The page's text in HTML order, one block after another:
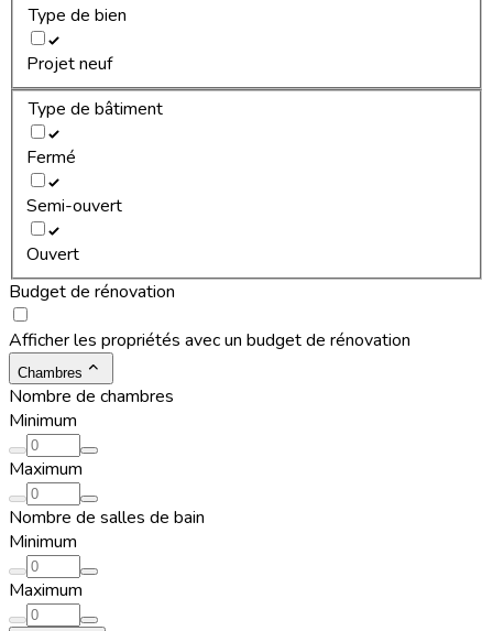
Type de bien
Projet neuf
Type de bâtiment
Fermé
Semi-ouvert
Ouvert
Budget de rénovation
Afficher les propriétés avec un budget de rénovation
Chambres
Nombre de chambres
Minimum
Maximum
Nombre de salles de bain
Minimum
Maximum